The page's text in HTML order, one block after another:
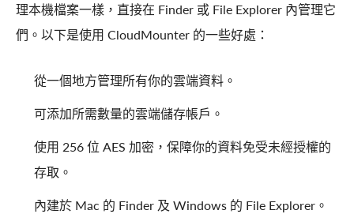
理本機檔案一樣，直接在 Finder 或 File Explorer 內管理它
們。以下是使用 CloudMounter 的一些好處：
從一個地方管理所有你的雲端資料。
可添加所需數量的雲端儲存帳戶。
使用 256 位 AES 加密，保障你的資料免受未經授權的
存取。
內建於 Mac 的 Finder 及 Windows 的 File Explorer。